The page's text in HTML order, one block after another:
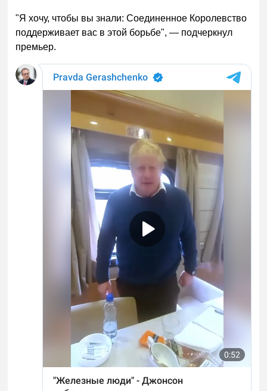
"Я хочу, чтобы вы знали: Соединенное Королевство
поддерживает вас в этой борьбе", — подчеркнул
премьер.